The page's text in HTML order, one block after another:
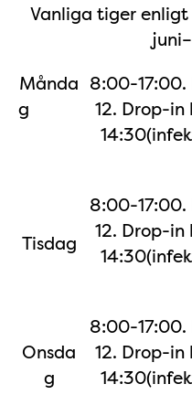
Vanliga tiger enligt
Månda
g
8:00-
12. Drop-in
Tisdag
8:00-
12. Drop-in
Onsda
g
8:00-
12. Drop-in